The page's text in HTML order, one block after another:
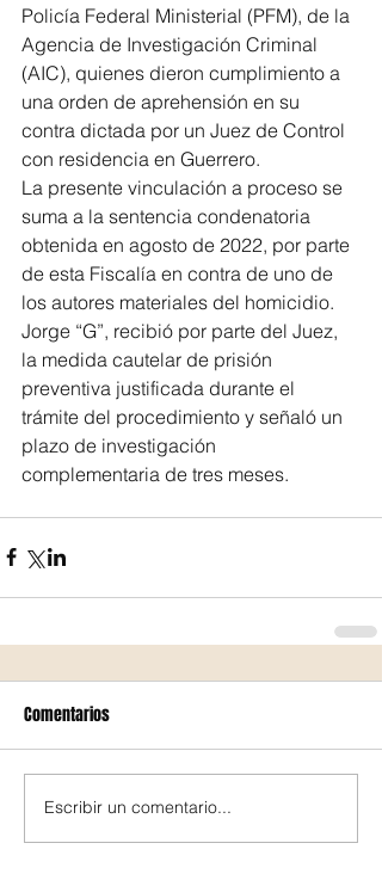
Policía Federal Ministerial (PFM), de la
Agencia de Investigación Criminal
(AIC), quienes dieron cumplimiento a
una orden de aprehensión en su
contra dictada por un Juez de Control
con residencia en Guerrero.
La presente vinculación a proceso se
suma a la sentencia condenatoria
obtenida en agosto de 2022, por parte
de esta Fiscalía en contra de uno de
los autores materiales del homicidio.
Jorge “G”, recibió por parte del Juez,
la medida cautelar de prisión
preventiva justificada durante el
trámite del procedimiento y señaló un
plazo de investigación
complementaria de tres meses.
Comentarios
Escribir un comentario...